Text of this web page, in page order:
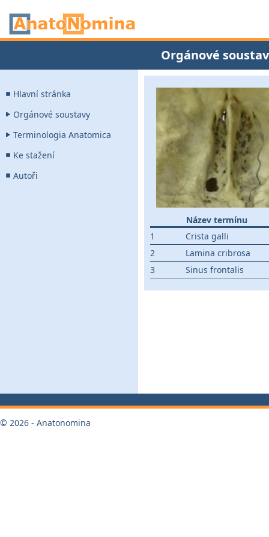
Orgánové
Hlavní stránka
Orgánové soustavy
Terminologia Anatomica
Ke stažení
Autoři
Název termínu
1
Crista galli
2
Lamina cribrosa
3
Sinus frontalis
© 2026 - Anatonomina